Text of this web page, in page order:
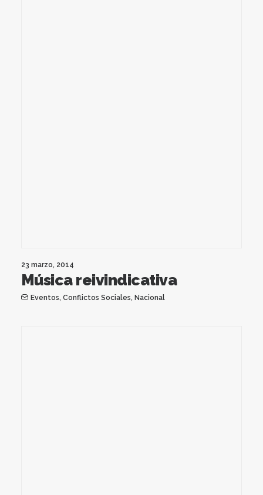
23 marzo, 2014
Música reivindicativa
Eventos, Conflictos Sociales, Nacional